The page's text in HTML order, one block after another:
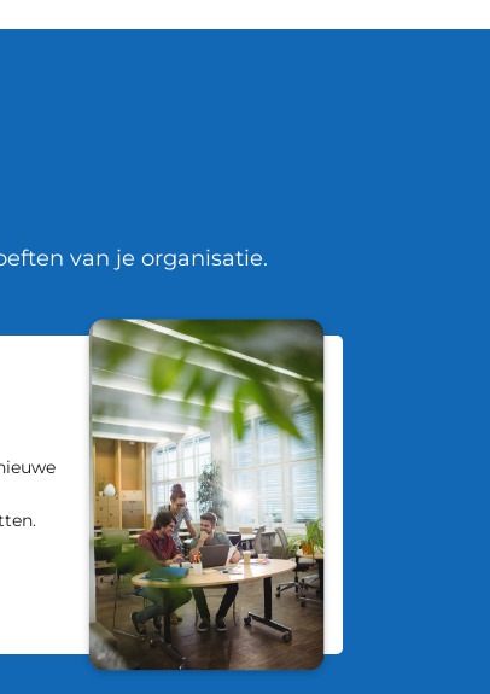
van je organisatie.